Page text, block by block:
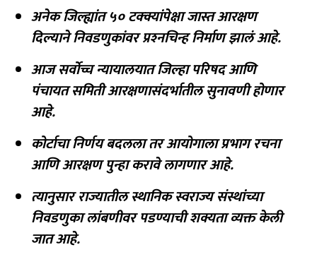
अनेक जिल्ह्यांत ५० टक्क्यांपेक्षा जास्त आरक्षण
दिल्याने निवडणुकांवर प्रश्‍नचिन्ह निर्माण झालं आहे.
आज सर्वोच्च न्यायालयात जिल्हा परिषद आणि
पंचायत समिती आरक्षणासंदर्भातील सुनावणी होणार
आहे.
कोर्टाचा निर्णय बदलला तर आयोगाला प्रभाग रचना
आणि आरक्षण पुन्हा करावे लागणार आहे.
त्यानुसार राज्यातील स्थानिक स्वराज्य संस्थांच्या
निवडणुका लांबणीवर पडण्याची शक्यता व्यक्त केली
जात आहे.